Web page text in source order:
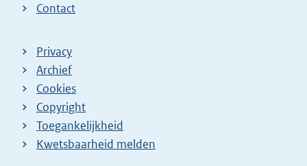
Contact
Privacy
Archief
Cookies
Copyright
Toegankelijkheid
Kwetsbaarheid melden